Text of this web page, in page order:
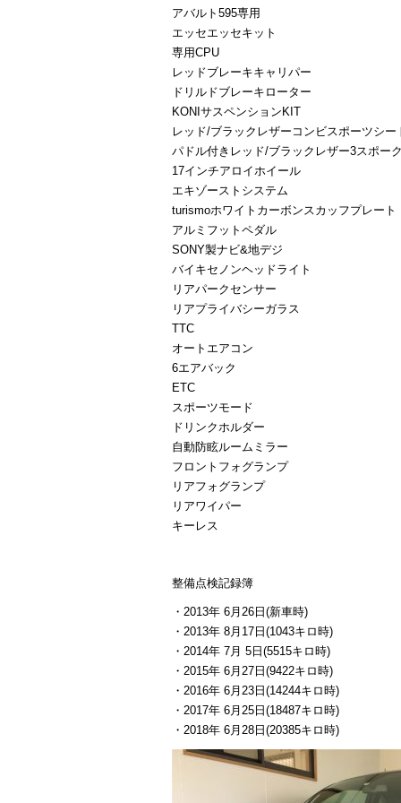
アバルト595専用
エッセエッセキット
専用CPU
レッドブレーキキャリパー
ドリルドブレーキローター
KONIサスペンションKIT
レッド/ブラックレザーコンビスポーツシー
パドル付きレッド/ブラックレザー3スポー
17インチアロイホイール
エキゾーストシステム
turismoホワイトカーボンスカッフプレート
アルミフットペダル
SONY製ナビ&地デジ
バイキセノンヘッドライト
リアパークセンサー
リアプライバシーガラス
TTC
オートエアコン
6エアバック
ETC
スポーツモード
ドリンクホルダー
自動防眩ルームミラー
フロントフォグランプ
リアフォグランプ
リアワイパー
キーレス
整備点検記録簿
・2013年 6月26日(新車時)
・2013年 8月17日(1043キロ時)
・2014年 7月 5日(5515キロ時)
・2015年 6月27日(9422キロ時)
・2016年 6月23日(14244キロ時)
・2017年 6月25日(18487キロ時)
・2018年 6月28日(20385キロ時)